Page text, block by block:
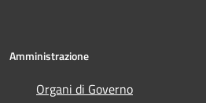
Amministrazione
Organi di Governo